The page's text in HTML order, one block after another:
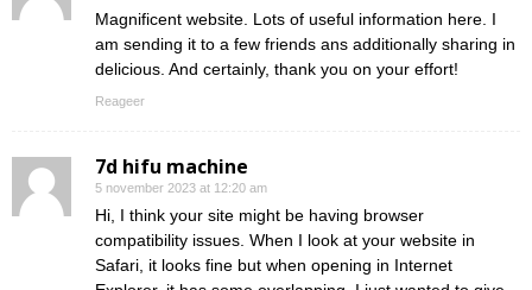
Magnificent website. Lots of useful information here. I
am sending it to a few friends ans additionally sharing in
delicious. And certainly, thank you on your effort!
Reageer
7d hifu machine
5 november 2023 at 12:20 am
Hi, I think your site might be having browser
compatibility issues. When I look at your website in
Safari, it looks fine but when opening in Internet